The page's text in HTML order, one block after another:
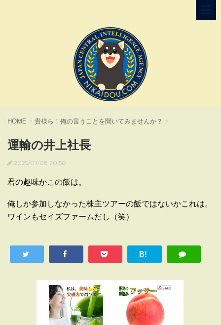
HOME > 貴様ら！俺の言うことを聞いてみませんか？ >
運輸の井上社長
2025/07/08 20:50
君の趣味かこの飯は。
俺しか参加しなかった株主ツアーの飯ではないかこれは。
ワインもセイズファームだし（笑）
B!